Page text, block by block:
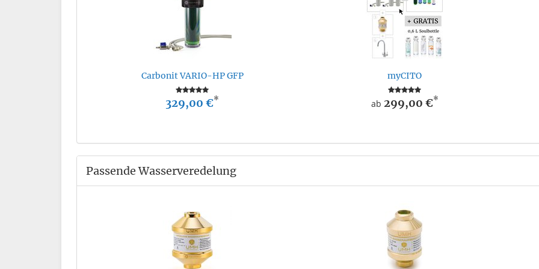
Carbonit VARIO-HP GFP
329,00 €*
myCITO
ab 299,00 €*
Passende Wasserveredelung